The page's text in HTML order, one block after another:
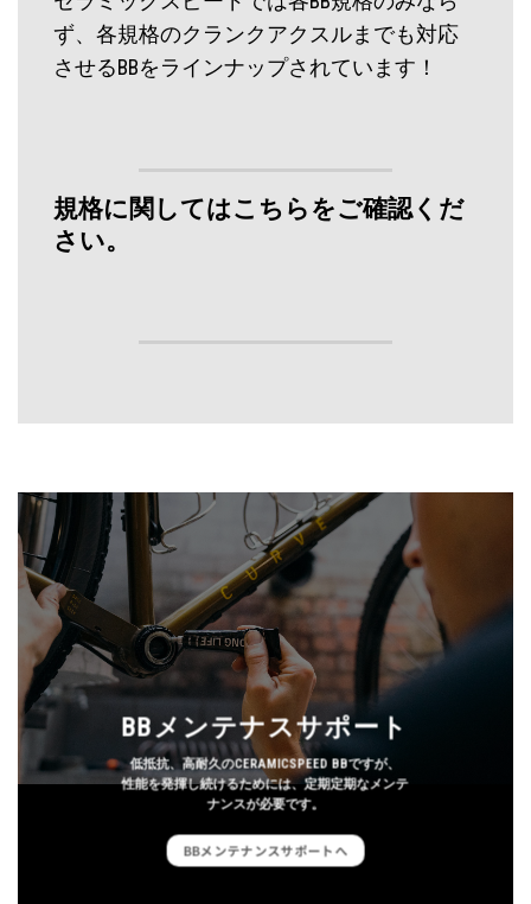
ず、各規格のクランクアクスルまでも対応
させるBBをラインナップされています！
規格に関してはこちらをご確認くだ
さい。
BBメンテナスサポート
低抵抗、高耐久のCERAMICSPEED BBですが、
性能を発揮し続けるためには、定期定期なメンテ
ナンスが必要です。
BBメンテナンスサポートへ